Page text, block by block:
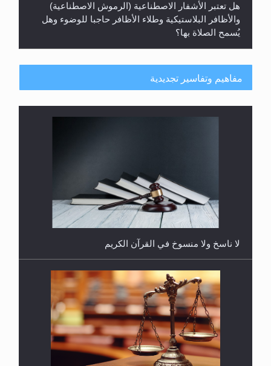
هل تعتبر الأشفار الاصطناعية (الرموش الاصطناعية)
والأظافر البلاستيكية وطلاء الأظافر حاجبا للوضوء وهل
يُسمح الصلاة بها؟
هل يُحسب حول الزكاة وفق السنة الميلادية أو الهجرية؟
هل يجوز فتح مشروع كوافير نسائي للمحجبات وغير
المحجبات؟
مفاهيم وتفاسير تجديدية
لا ناسخ ولا منسوخ في القرآن الكريم